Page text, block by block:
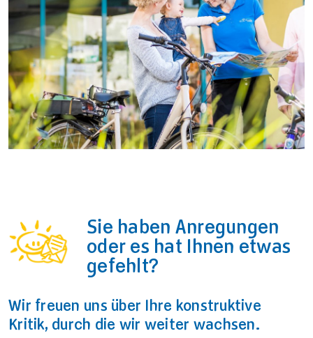
Sie haben Anregungen
oder es hat Ihnen etwas
gefehlt?
Wir freuen uns über Ihre konstruktive
Kritik, durch die wir weiter wachsen.